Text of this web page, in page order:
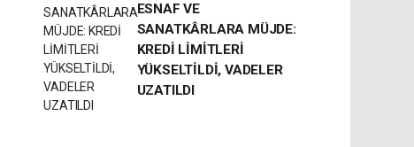
ESNAF VE
SANATKÂRLARA MÜJDE:
KREDİ LİMİTLERİ
YÜKSELTİLDİ, VADELER
UZATILDI